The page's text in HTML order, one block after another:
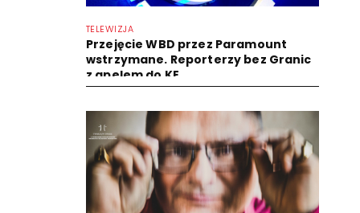
TELEWIZJA
Przejęcie WBD przez Paramount
wstrzymane. Reporterzy bez Granic
z apelem do KE